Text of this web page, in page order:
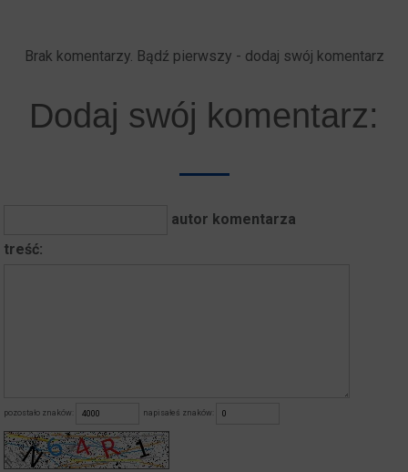
Brak komentarzy. Bądź pierwszy - dodaj swój komentarz
Dodaj swój komentarz:
autor komentarza
treść:
pozostało znaków: napisałeś znaków: